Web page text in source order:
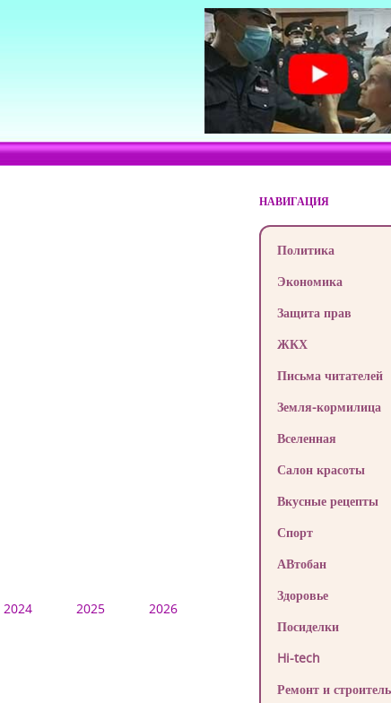
2024 2025
2026
НАВИГАЦИЯ
Политика
Экономика
Защита прав
ЖКХ
Письма читателей
Земля-кормилица
Вселенная
Салон красоты
Вкусные рецепты
Спорт
АВтобан
Здоровье
Посиделки
Hi-tech
Ремонт и